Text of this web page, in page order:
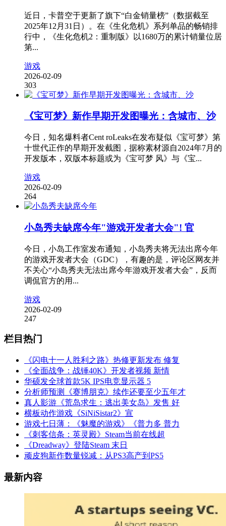
近日，卡普空于更新了旗下“白金销量榜”（数据截至
2025年12月31日）。在《生化危机》系列单品的畅销排
行中，《生化危机2：重制版》以1680万的累计销量位居
第...
游戏
2026-02-09
303
《宝可梦》新作早期开发图曝光：含城市、沙
今日，知名爆料者Cent roLeaks在发布疑似《宝可梦》第
十世代正作的早期开发截图，据称素材源自2024年7月的
开发版本，双版本标题或为《宝可梦 风》与《宝...
游戏
2026-02-09
264
小岛秀夫缺席今年"游戏开发者大会"! 官
今日，小岛工作室发布通知，小岛秀夫将无法出席今年
的游戏开发者大会（GDC），有趣的是，评论区网友并
不关心“小岛秀夫无法出席今年游戏开发者大会”，反而
调侃官方的用...
游戏
2026-02-09
247
栏目热门
《闪电十一人胜利之路》热修更新发布 修复
《全面战争：战锤40K》开发者视频 新情
华硕发全球首款5K IPS电竞显示器 5
分析师预测《赛博朋克》续作还要至少五年才
真人影游《荒岛求生：逃出美女岛》发售 好
横板动作游戏《SiNiSistar2》宣
游戏七日薄：《魅魔的游戏》《普力多 普力
《刺客信条：英灵殿》Steam当前在线超
《Dreadway》登陆Steam 末日
顽皮狗新作数量锐减：从PS3高产到PS5
最新内容